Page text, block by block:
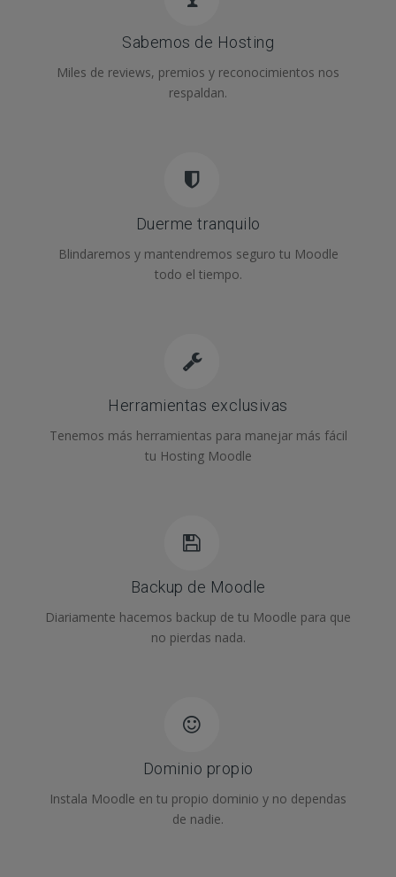
Sabemos de Hosting
Miles de reviews, premios y reconocimientos nos
respaldan.
Duerme tranquilo
Blindaremos y mantendremos seguro tu Moodle
todo el tiempo.
Herramientas exclusivas
Tenemos más herramientas para manejar más fácil
tu Hosting Moodle
Backup de Moodle
Diariamente hacemos backup de tu Moodle para que
no pierdas nada.
Dominio propio
Instala Moodle en tu propio dominio y no dependas
de nadie.